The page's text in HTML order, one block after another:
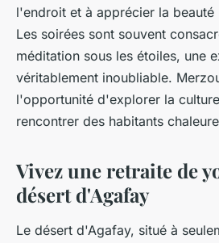
l'endroit et à apprécier la beauté
Les soirées sont souvent
méditation sous les étoiles, une
véritablement inoubliable.
l'opportunité d'explorer la
rencontrer des habitants
Vivez une retraite de
désert d'Agafay
Le désert d'Agafay, situé à